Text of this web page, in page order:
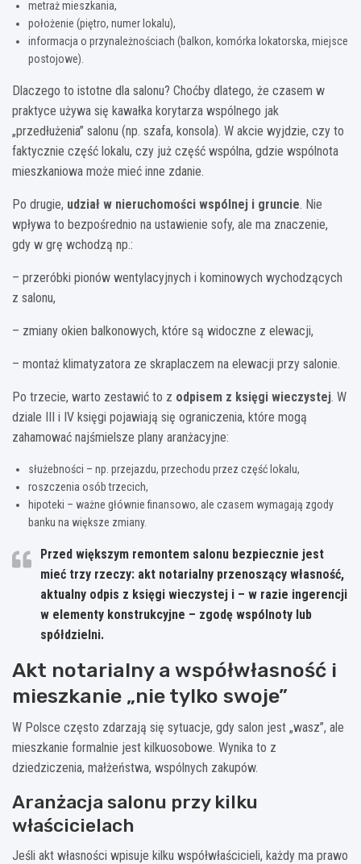
metraż mieszkania,
położenie (piętro, numer lokalu),
informacja o przynależnościach (balkon, komórka lokatorska, miejsce
postojowe).
Dlaczego to istotne dla salonu? Choćby dlatego, że czasem w
praktyce używa się kawałka korytarza wspólnego jak
„przedłużenia” salonu (np. szafa, konsola). W akcie wyjdzie, czy to
faktycznie część lokalu, czy już część wspólna, gdzie wspólnota
mieszkaniowa może mieć inne zdanie.
Po drugie, udział w nieruchomości wspólnej i gruncie. Nie
wpływa to bezpośrednio na ustawienie sofy, ale ma znaczenie,
gdy w grę wchodzą np.:
– przeróbki pionów wentylacyjnych i kominowych wychodzących
z salonu,
– zmiany okien balkonowych, które są widoczne z elewacji,
– montaż klimatyzatora ze skraplaczem na elewacji przy salonie.
Po trzecie, warto zestawić to z odpisem z księgi wieczystej. W
dziale III i IV księgi pojawiają się ograniczenia, które mogą
zahamować najśmielsze plany aranżacyjne:
służebności – np. przejazdu, przechodu przez część lokalu,
roszczenia osób trzecich,
hipoteki – ważne głównie finansowo, ale czasem wymagają zgody
banku na większe zmiany.
Przed większym remontem salonu bezpiecznie jest
mieć trzy rzeczy: akt notarialny przenoszący własność,
aktualny odpis z księgi wieczystej i – w razie ingerencji
w elementy konstrukcyjne – zgodę wspólnoty lub
spółdzielni.
Akt notarialny a współwłasność i
mieszkanie „nie tylko swoje”
W Polsce często zdarzają się sytuacje, gdy salon jest „wasz”, ale
mieszkanie formalnie jest kilkuosobowe. Wynika to z
dziedziczenia, małżeństwa, wspólnych zakupów.
Aranżacja salonu przy kilku
właścicielach
Jeśli akt własności wpisuje kilku współwłaścicieli, każdy ma prawo